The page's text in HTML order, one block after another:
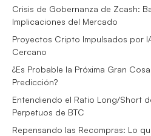
Crisis de Gobernanza de Zcash:
Implicaciones del Mercado
Proyectos Cripto Impulsados por
Cercano
¿Es Probable la Próxima Gran
Predicción?
Entendiendo el Ratio Long/Short
Perpetuos de BTC
Repensando las Recompras: Lo